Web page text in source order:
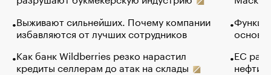
Выживают сильнейших. Почему компании
избавляются от лучших сотрудников
Как банк Wildberries резко нарастил
кредиты селлерам до атак на склады
основ
ЕС
нефти